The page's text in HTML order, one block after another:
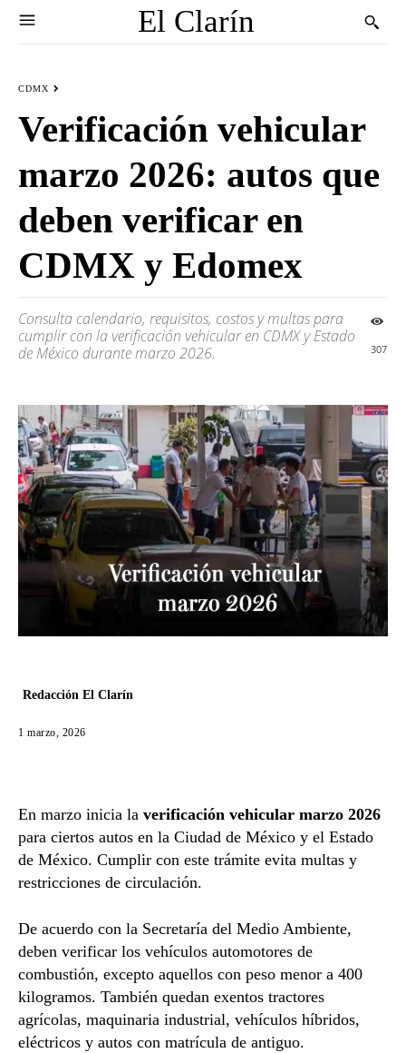
El Clarín
CDMX
Verificación vehicular
marzo 2026: autos que
deben verificar en
CDMX y Edomex
Consulta calendario, requisitos, costos y multas para
cumplir con la verificación vehicular en CDMX y Estado
de México durante marzo 2026.
307
Redacción El Clarín
1 marzo, 2026
En marzo inicia la verificación vehicular marzo 2026
para ciertos autos en la Ciudad de México y el Estado
de México. Cumplir con este trámite evita multas y
restricciones de circulación.
De acuerdo con la Secretaría del Medio Ambiente,
deben verificar los vehículos automotores de
combustión, excepto aquellos con peso menor a 400
kilogramos. También quedan exentos tractores
agrícolas, maquinaria industrial, vehículos híbridos,
eléctricos y autos con matrícula de antiguo.